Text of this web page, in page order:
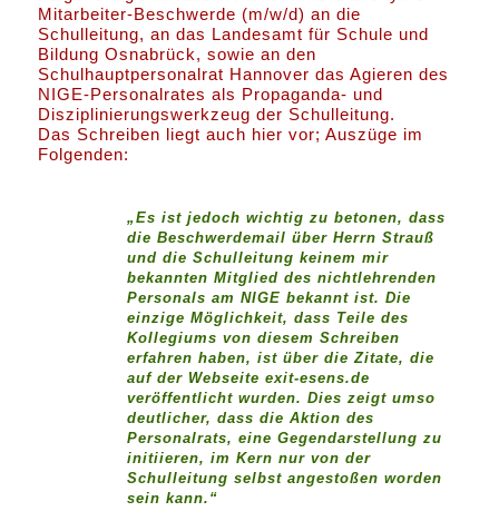
Mitarbeiter-Beschwerde (m/w/d) an die
Schulleitung, an das Landesamt für Schule und
Bildung Osnabrück, sowie an den
Schulhauptpersonalrat Hannover das Agieren des
NIGE-Personalrates als Propaganda- und
Disziplinierungswerkzeug der Schulleitung.
Das Schreiben liegt auch hier vor; Auszüge im
Folgenden:
„Es ist jedoch wichtig zu betonen, dass
die Beschwerdemail über Herrn Strauß
und die Schulleitung keinem mir
bekannten Mitglied des nichtlehrenden
Personals am NIGE bekannt ist. Die
einzige Möglichkeit, dass Teile des
Kollegiums von diesem Schreiben
erfahren haben, ist über die Zitate, die
auf der Webseite exit-esens.de
veröffentlicht wurden. Dies zeigt umso
deutlicher, dass die Aktion des
Personalrats, eine Gegendarstellung zu
initiieren, im Kern nur von der
Schulleitung selbst angestoßen worden
sein kann.“